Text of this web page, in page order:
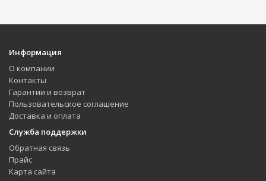
Информация
О компании
Контакты
Гарантии и возврат
Пользовательское соглашение
Доставка и оплата
Служба поддержки
Обратная связь
Прайс
Карта сайта